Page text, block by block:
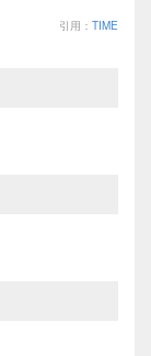
引用： TIME